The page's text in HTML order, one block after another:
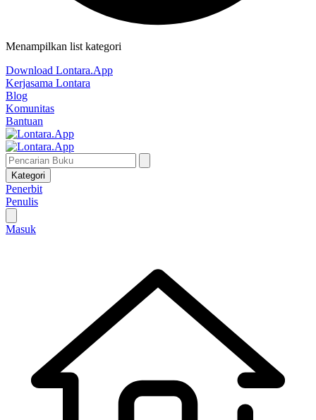
Menampilkan list kategori
Download Lontara.App
Kerjasama Lontara
Blog
Komunitas
Bantuan
Kategori
Penerbit
Penulis
Masuk